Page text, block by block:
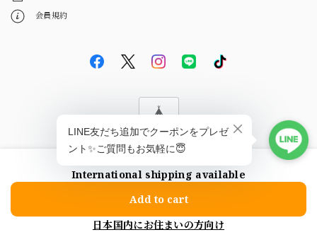
会員規約
© EBiS GEM
International shipping available
Add to cart
日本国内にお住まいの方向け
ショップに質問する